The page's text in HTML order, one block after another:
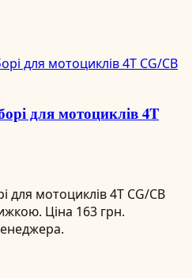
для мотоциклів 4T
для мотоциклів 4T CG/CB
Ціна 163 грн.